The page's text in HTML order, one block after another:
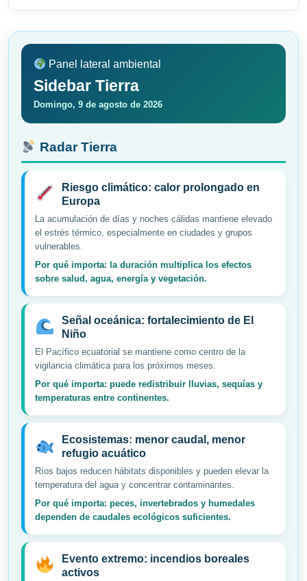
Panel lateral ambiental
Sidebar Tierra
Domingo, 9 de agosto de 2026
Radar Tierra
Riesgo climático: calor prolongado en
Europa
La acumulación de días y noches cálidas mantiene elevado
el estrés térmico, especialmente en ciudades y grupos
vulnerables.
Por qué importa: la duración multiplica los efectos
sobre salud, agua, energía y vegetación.
Señal oceánica: fortalecimiento de El
Niño
El Pacífico ecuatorial se mantiene como centro de la
vigilancia climática para los próximos meses.
Por qué importa: puede redistribuir lluvias, sequías y
temperaturas entre continentes.
Ecosistemas: menor caudal, menor
refugio acuático
Ríos bajos reducen hábitats disponibles y pueden elevar la
temperatura del agua y concentrar contaminantes.
Por qué importa: peces, invertebrados y humedales
dependen de caudales ecológicos suficientes.
Evento extremo: incendios boreales
activos